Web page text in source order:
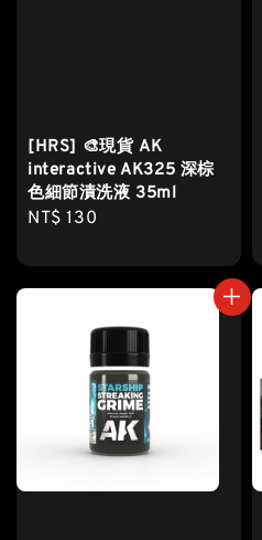
[HRS] 🎨現貨 AK
interactive AK325 深棕
色細節漬洗液 35ml
Regular
NT$ 130